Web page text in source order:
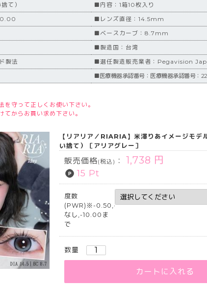
て）
■内容：1箱10枚入り
■レンズ直径：14.5mm
■ベースカーブ：8.7mm
■製造国：台湾
製法
■選任製造販売業者：Pegavision
■医療機器承認番号：医療機器承認番号：
守って正しくお使い下さい。
からお買い求め下さい。
【リアリア／RIARIA】米澤りあイメージモデ
い捨て）［アリアグレー］
販売価格(税込) ： 1,738 円
15 Pt
度数
(PWR)※-0.50,-5.25,-5.75
なし,-10.00ま
で
数量
カートに入れる